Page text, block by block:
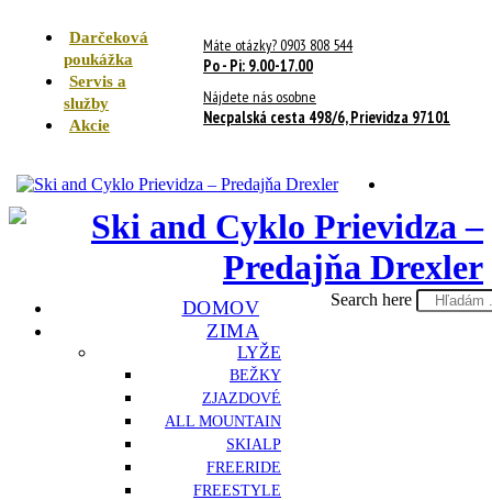
Darčeková
poukážka
Servis a
služby
Akcie
Máte otázky? 0903 808 544
Po - Pi: 9.00-17.00
Nájdete nás osobne
Necpalská cesta 498/6, Prievidza 97101
DOMOV
ZIMA
LYŽE
BEŽKY
ZJAZDOVÉ
ALL MOUNTAIN
SKIALP
FREERIDE
FREESTYLE
Search here